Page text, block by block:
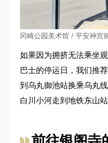
冈崎公园美术馆 / 平安神宫
如果因为拥挤无法乘坐
巴士的停运日，我们推
到乌丸御池站换乘乌丸
白川小河走到地铁东山站